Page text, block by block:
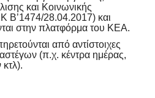
και Κοινωνικής
Β’1474/28.04.2017) και
στην πλατφόρμα του ΚΕΑ.
από αντίστοιχες
(π.χ. κέντρα ημέρας,